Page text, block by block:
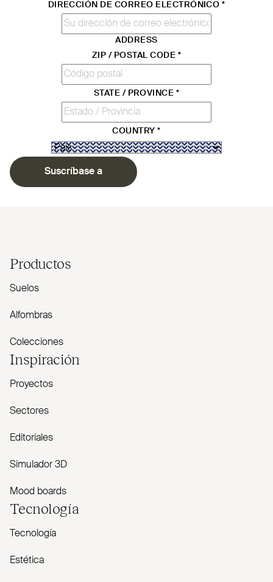
DIRECCIÓN DE CORREO ELECTRÓNICO *
ADDRESS
ZIP / POSTAL CODE *
STATE / PROVINCE *
COUNTRY*
Suscríbase a
Productos
Suelos
Alfombras
Colecciones
Inspiración
Proyectos
Sectores
Editoriales
Simulador 3D
Mood boards
Tecnología
Tecnología
Estética